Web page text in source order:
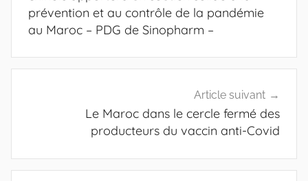
prévention et au contrôle de la pandémie
au Maroc – PDG de Sinopharm –
Article suivant
Le Maroc dans le cercle fermé des
producteurs du vaccin anti-Covid